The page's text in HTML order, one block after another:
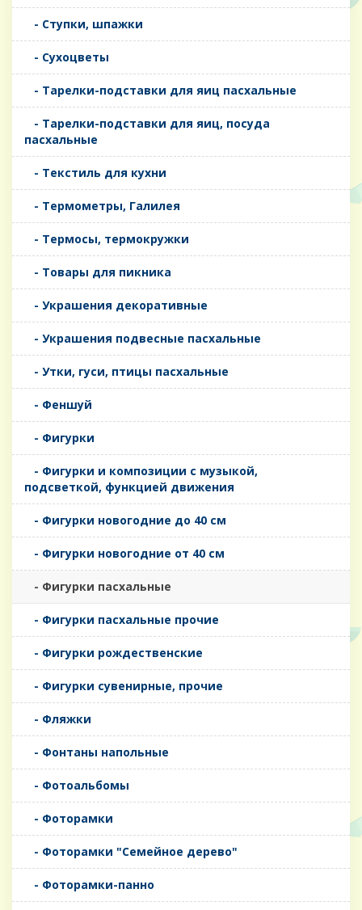
- Ступки, шпажки
- Сухоцветы
- Тарелки-подставки для яиц пасхальные
- Тарелки-подставки для яиц, посуда
пасхальные
- Текстиль для кухни
- Термометры, Галилея
- Термосы, термокружки
- Товары для пикника
- Украшения декоративные
- Украшения подвесные пасхальные
- Утки, гуси, птицы пасхальные
- Феншуй
- Фигурки
- Фигурки и композиции с музыкой,
подсветкой, функцией движения
- Фигурки новогодние до 40 см
- Фигурки новогодние от 40 см
- Фигурки пасхальные
- Фигурки пасхальные прочие
- Фигурки рождественские
- Фигурки сувенирные, прочие
- Фляжки
- Фонтаны напольные
- Фотоальбомы
- Фоторамки
- Фоторамки "Семейное дерево"
- Фоторамки-панно